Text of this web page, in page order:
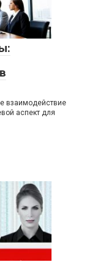
взаимодействие
аспект для